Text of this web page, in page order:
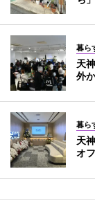
暮ら
天
外
暮ら
天
オ